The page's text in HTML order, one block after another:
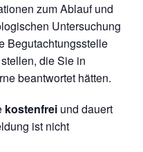
zum Ablauf und
Untersuchung
Begutachtungsstelle
die Sie in
beantwortet hätten.
kostenfrei und dauert
ist nicht